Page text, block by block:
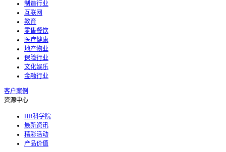
制造行业
互联网
教育
零售餐饮
医疗健康
地产物业
保险行业
文化娱乐
金融行业
客户案例
资源中心
HR科学院
最新资讯
精彩活动
产品价值